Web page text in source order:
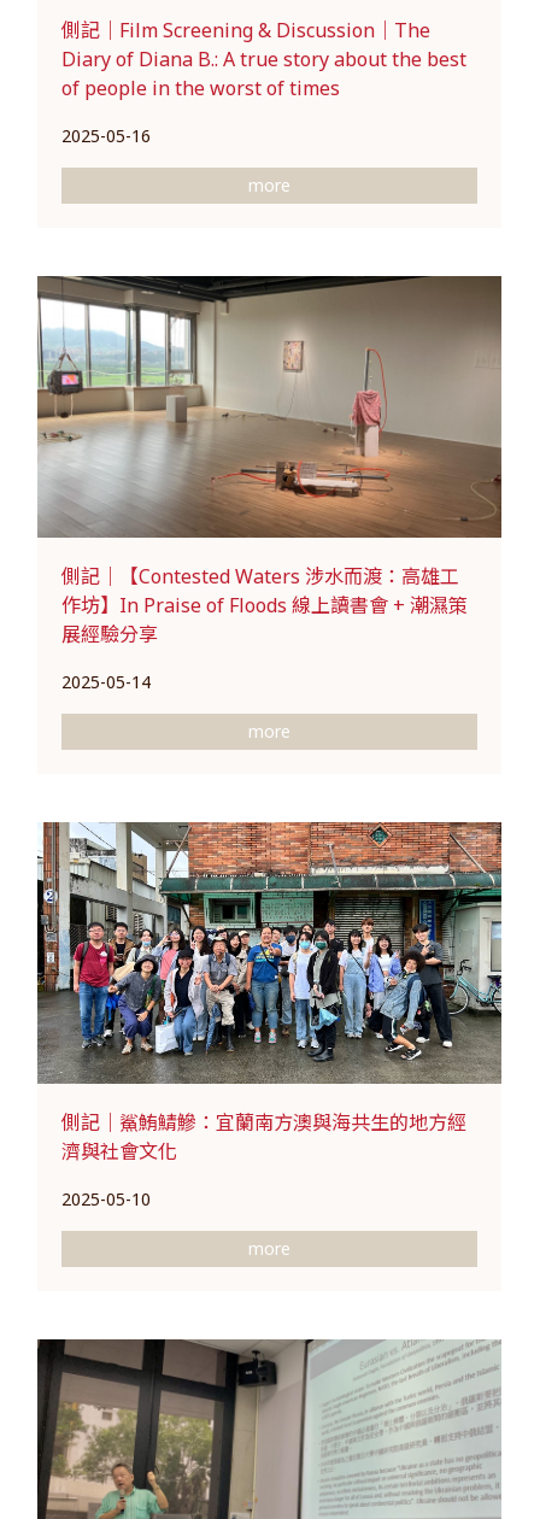
側記｜Film Screening & Discussion｜The
Diary of Diana B.: A true story about the best
of people in the worst of times
2025-05-16
more
側記｜【Contested Waters 涉水而渡：高雄工
作坊】In Praise of Floods 線上讀書會 + 潮濕策
展經驗分享
2025-05-14
more
側記｜鯊鮪鯖鰺：宜蘭南方澳與海共生的地方經
濟與社會文化
2025-05-10
more